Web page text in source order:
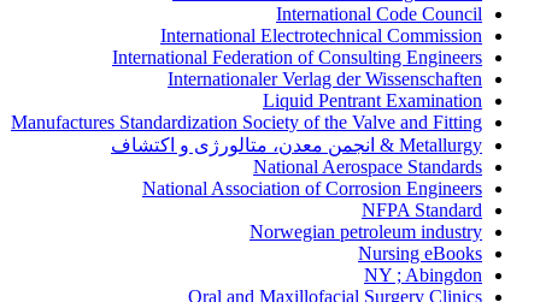
International Code Council
International Electrotechnical Commission
International Federation of Consulting Engineers
Internationaler Verlag der Wissenschaften
Liquid Pentrant Examination
Manufactures Standardization Society of the Valve and Fitting
Metallurgy & انجمن معدن، متالورژی و اکتشاف
National Aerospace Standards
National Association of Corrosion Engineers
NFPA Standard
Norwegian petroleum industry
Nursing eBooks
NY ; Abingdon
Oral and Maxillofacial Surgery Clinics